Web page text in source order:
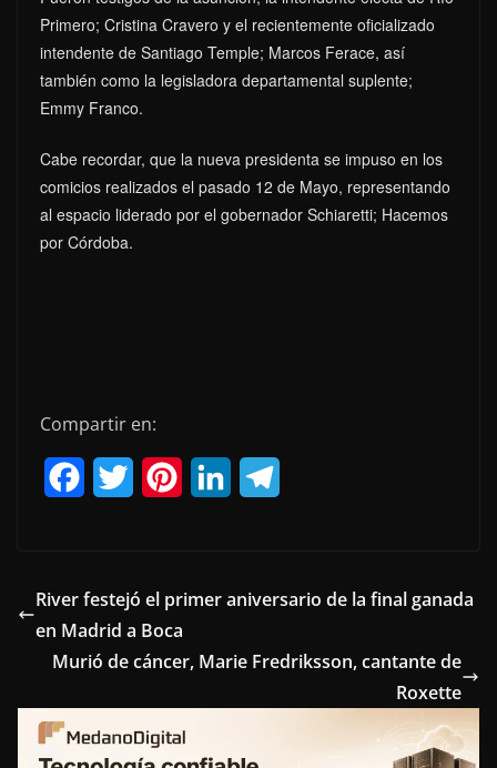
Primero; Cristina Cravero y el recientemente oficializado
intendente de Santiago Temple; Marcos Ferace, así
también como la legisladora departamental suplente;
Emmy Franco.
Cabe recordar, que la nueva presidenta se impuso en los
comicios realizados el pasado 12 de Mayo, representando
al espacio liderado por el gobernador Schiaretti; Hacemos
por Córdoba.
Compartir en:
e
b
o
o
k
t
t
e
r
t
r
e
s
k
d
I
n
e
r
a
River festejó el primer aniversario de la final ganada
en Madrid a Boca
Murió de cáncer, Marie Fredriksson, cantante de
Roxette